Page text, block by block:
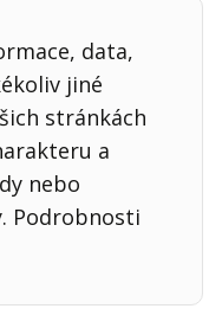
data,
jiné
stránkách
a
nebo
Podrobnosti